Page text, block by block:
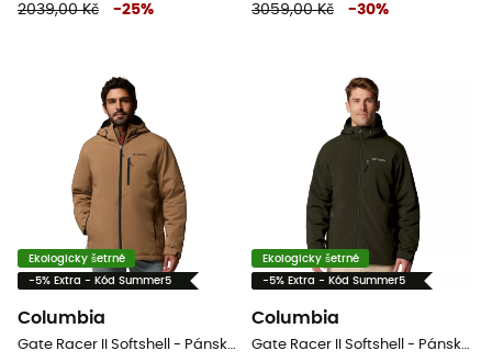
2039,00 Kč
-25%
3059,00 Kč
-30%
Ekologicky šetrné
-5% Extra - Kód Summer5
Columbia
Gate Racer II Softshell - Pánská softshellová bunda
Ekologicky šetrné
-5% Extra - Kód Summer5
Columbia
Gate Racer II Softshell - Pánská softshellová bunda